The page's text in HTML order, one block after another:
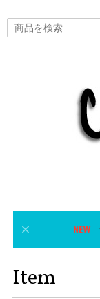
Item